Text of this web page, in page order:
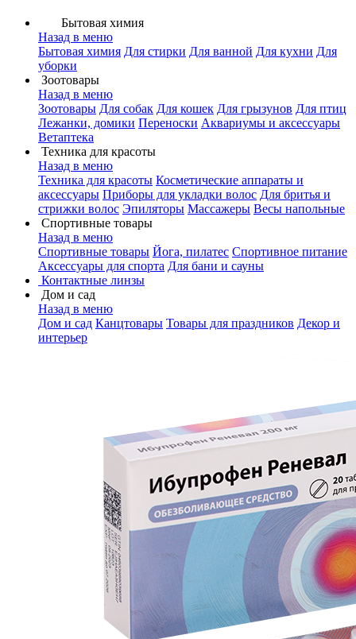
Бытовая химия
Назад в меню
Бытовая химия Для стирки Для ванной Для кухни Для
уборки
Зоотовары
Назад в меню
Зоотовары Для собак Для кошек Для грызунов Для птиц
Лежанки, домики Переноски Аквариумы и аксессуары
Ветаптека
Техника для красоты
Назад в меню
Техника для красоты Косметические аппараты и
аксессуары Приборы для укладки волос Для бритья и
стрижки волос Эпиляторы Массажеры Весы напольные
Спортивные товары
Назад в меню
Спортивные товары Йога, пилатес Спортивное питание
Аксессуары для спорта Для бани и сауны
Контактные линзы
Дом и сад
Назад в меню
Дом и сад Канцтовары Товары для праздников Декор и
интерьер